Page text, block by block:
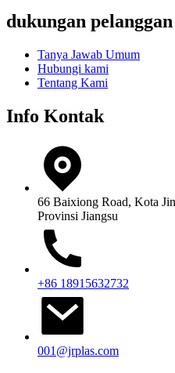
dukungan pelanggan
Tanya Jawab Umum
Hubungi kami
Tentang Kami
Info Kontak
66 Baixiong Road, Kota
Provinsi Jiangsu
+86 18915632732
001@jrplas.com